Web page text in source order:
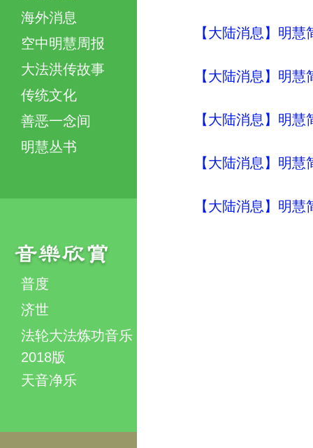
海外消息
空中明慧周报
大法洪传故事
传统文化
善恶一念间
明慧丛书
普度
济世
法轮大法炼功音乐
2018版
天音净乐
【大陆消息】明
【大陆消息】明
【大陆消息】明
【大陆消息】明
【大陆消息】明